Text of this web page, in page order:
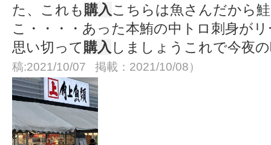
た、これも購入こちらは魚さんだから
こ・・・・あった本鮪の中トロ刺身が
思い切って購入 しましょうこれで今夜
稿:2021/10/07 掲載：2021/10/08）